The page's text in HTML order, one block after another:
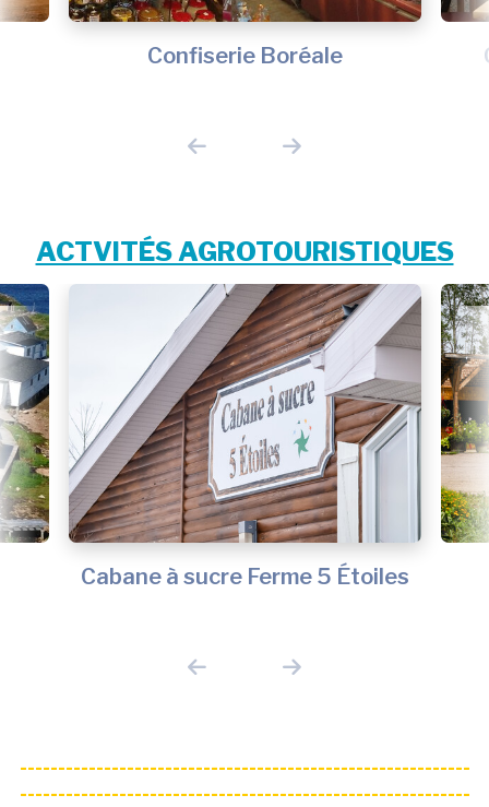
Confiserie Boréale
ACTVITÉS AGROTOURISTIQUES
Cabane à sucre Ferme 5 Étoiles
-----------------------------------------------------------
-----------------------------------------------------------